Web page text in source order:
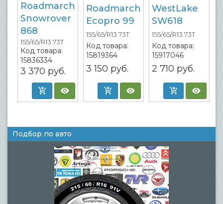
Roadmarch
Snowrover
868
155/65/R13 73T
Код товара:
15836334
3 370 руб.
Roadmarch
Ecopro 99
155/65/R13 73T
Код товара:
15819364
3 150 руб.
WestLake
SW618
155/65/R13 73T
Код товара:
15917046
2 710 руб.
Подбор по авто